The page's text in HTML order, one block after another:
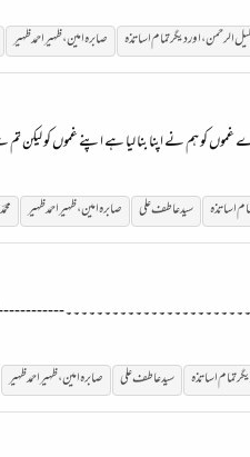
الرحمن،اوردیگرتماماساتذہ صابرہ امین،ظہیراحمد ظہیر
کو ہم نے اپنا بنا لیا ہے اپنے غموں کو لیکن
اساتذہ سید عاطف علی صابرہ امین،ظہیراحمد ظہیر
اس
تماماساتذہ سید عاطف علی صابرہ امین،ظہیراحمد ظہیر